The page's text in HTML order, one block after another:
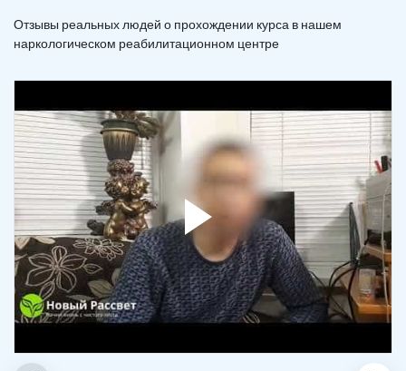
Отзывы реальных людей о прохождении курса в нашем
наркологическом реабилитационном центре